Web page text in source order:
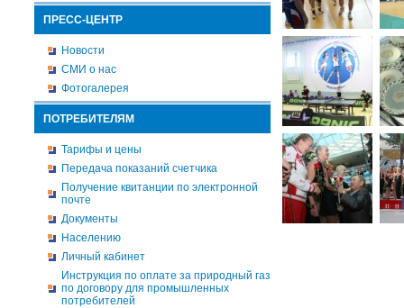
ПРЕСС-ЦЕНТР
Новости
СМИ о нас
Фотогалерея
ПОТРЕБИТЕЛЯМ
Тарифы и цены
Передача показаний счетчика
Получение квитанции по электронной
почте
Документы
Населению
Личный кабинет
Инструкция по оплате за природный газ
по договору для промышленных
потребителей